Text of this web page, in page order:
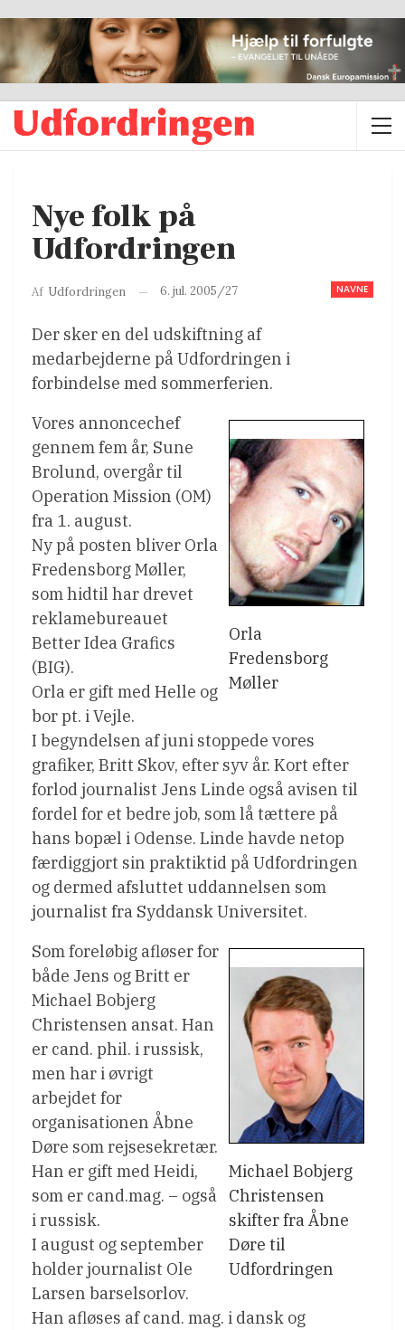
Nye folk på
Udfordringen
NAVNE
Af Udfordringen 6. jul. 2005/27
Der sker en del udskiftning af
medarbejderne på Udfordringen i
forbindelse med sommerferien.
Orla
Fredensborg
Møller
Vores annoncechef
gennem fem år, Sune
Brolund, overgår til
Operation Mission (OM)
fra 1. august.
Ny på posten bliver Orla
Fredensborg Møller,
som hidtil har drevet
reklamebureauet
Better Idea Grafics
(BIG).
Orla er gift med Helle og
bor pt. i Vejle.
I begyndelsen af juni stoppede vores
grafiker, Britt Skov, efter syv år. Kort efter
forlod journalist Jens Linde også avisen til
fordel for et bedre job, som lå tættere på
hans bopæl i Odense. Linde havde netop
færdiggjort sin praktiktid på Udfordringen
og dermed afsluttet uddannelsen som
journalist fra Syddansk Universitet.
Michael Bobjerg
Christensen
skifter fra Åbne
Døre til
Udfordringen
Som foreløbig afløser for
både Jens og Britt er
Michael Bobjerg
Christensen ansat. Han
er cand. phil. i russisk,
men har i øvrigt
arbejdet for
organisationen Åbne
Døre som rejsesekretær.
Han er gift med Heidi,
som er cand.mag. – også
i russisk.
I august og september
holder journalist Ole
Larsen barselsorlov.
Han afløses af cand. mag. i dansk og